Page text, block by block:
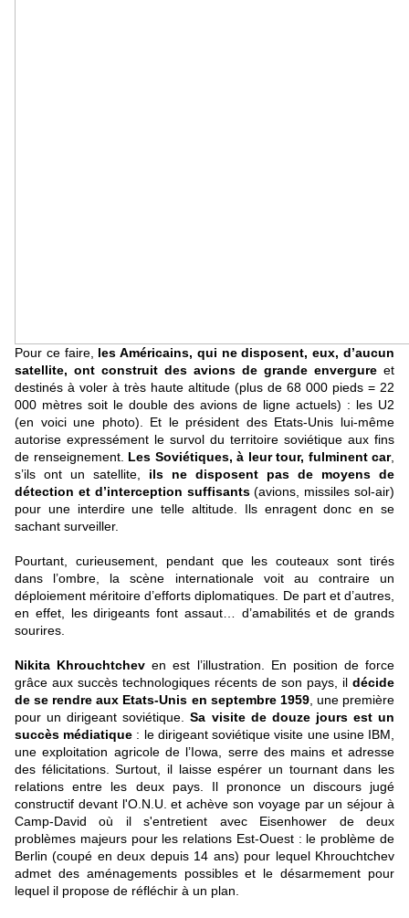
Pour ce faire, les Américains, qui ne disposent, eux, d’aucun
satellite, ont construit des avions de grande envergure et
destinés à voler à très haute altitude (plus de 68 000 pieds = 22
000 mètres soit le double des avions de ligne actuels) : les U2
(en voici une photo). Et le président des Etats-Unis lui-même
autorise expressément le survol du territoire soviétique aux fins
de renseignement. Les Soviétiques, à leur tour, fulminent car,
s’ils ont un satellite, ils ne disposent pas de moyens de
détection et d’interception suffisants(avions, missiles sol-air)
pour une interdire une telle altitude. Ils enragent donc en se
sachant surveiller.
Pourtant, curieusement, pendant que les couteaux sont tirés
dans l’ombre, la scène internationale voit au contraire un
déploiement méritoire d’efforts diplomatiques. De part et d’autres,
en effet, les dirigeants font assaut… d’amabilités et de grands
sourires.
Nikita Khrouchtchev en est l’illustration. En position de force
grâce aux succès technologiques récents de son pays, il décide
de se rendre aux Etats-Unis en septembre 1959, une première
pour un dirigeant soviétique.Sa visite de douze jours est un
succès médiatique : le dirigeant soviétique visite une usine IBM,
une exploitation agricole de l’Iowa, serre des mains et adresse
des félicitations. Surtout, il laisse espérer un tournant dans les
relations entre les deux pays. Il prononce un discours jugé
constructif devant l'O.N.U. et achève son voyage par un séjour à
Camp-David où il s'entretient avec Eisenhower de deux
problèmes majeurs pour les relations Est-Ouest : le problème de
Berlin (coupé en deux depuis 14 ans) pour lequel Khrouchtchev
admet des aménagements possibles et le désarmement pour
lequel il propose de réfléchir à un plan.